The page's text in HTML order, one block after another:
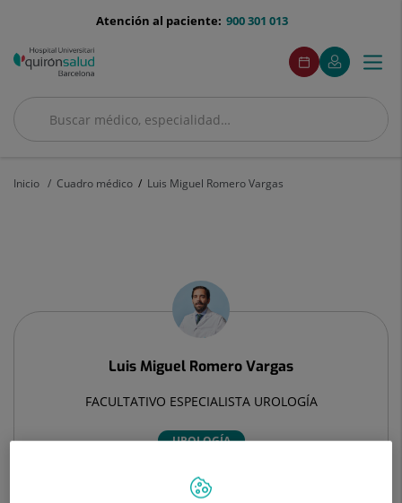
menu-
900 301 013
Atención al paciente:
Buscar
Buscar
menuAcceso
Pedir
cita
Este
enlace
se
en
Mi
Quirónsalud
Este
enlace
se
en
ventana
nueva.
Menú
Inicio Cuadro médico Luis Miguel Romero Vargas
Romero
Luis Miguel Romero Vargas
FACULTATIVO ESPECIALISTA UROLOGÍA
UROLOGÍA
Pedir cita